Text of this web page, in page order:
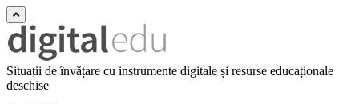
Situații de învățare cu instrumente digitale și resurse educaționale
deschise